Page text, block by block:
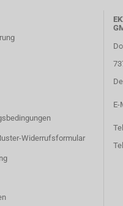
Widerrufsformular
E-